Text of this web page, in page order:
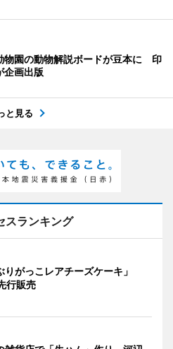
物園の動物解説ボードが豆本に 印
企画出版
と見る
スランキング
りがっこレアチーズケーキ」
行販売